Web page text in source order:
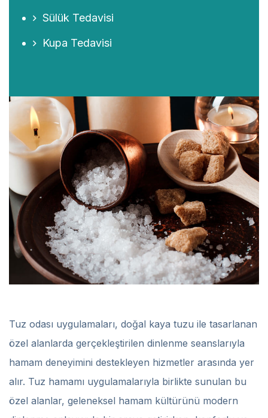
Tuz odası uygulamaları, doğal kaya tuzu ile tasarlanan
özel alanlarda gerçekleştirilen dinlenme seanslarıyla
hamam deneyimini destekleyen hizmetler arasında yer
alır. Tuz hamamı uygulamalarıyla birlikte sunulan bu
özel alanlar, geleneksel hamam kültürünü modern
Sülük Tedavisi
Kupa Tedavisi